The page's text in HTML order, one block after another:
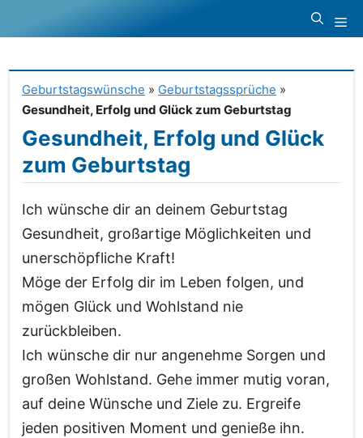
Inhalt
Geburtstagswünsche » Geburtstagssprüche »
Gesundheit, Erfolg und Glück zum Geburtstag
Gesundheit, Erfolg und Glück
zum Geburtstag
Ich wünsche dir an deinem Geburtstag
Gesundheit, großartige Möglichkeiten und
unerschöpfliche Kraft!
Möge der Erfolg dir im Leben folgen, und
mögen Glück und Wohlstand nie
zurückbleiben.
Ich wünsche dir nur angenehme Sorgen und
großen Wohlstand. Gehe immer mutig voran,
auf deine Wünsche und Ziele zu. Ergreife
jeden positiven Moment und genieße ihn.